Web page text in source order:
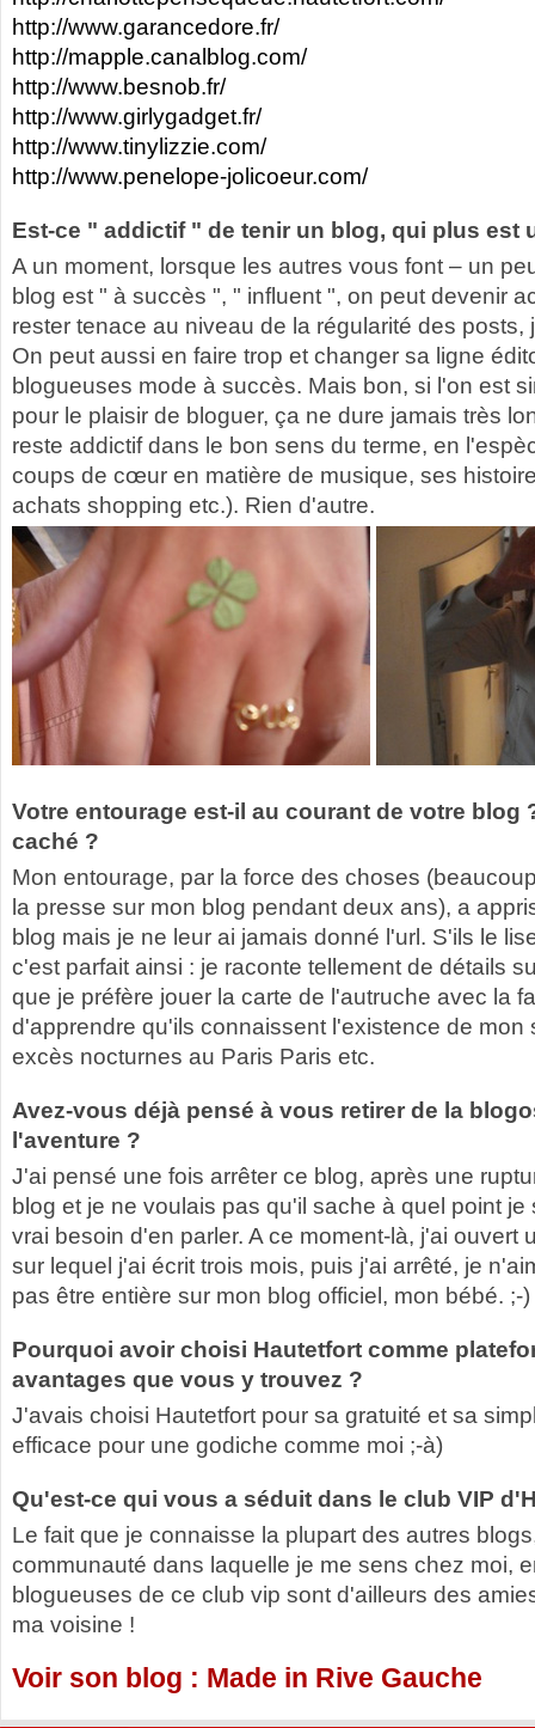
http://www.garancedore.fr/
http://mapple.canalblog.com/
http://www.besnob.fr/
http://www.girlygadget.fr/
http://www.tinylizzie.com/
http://www.penelope-jolicoeur.com/
Est-ce " addictif " de tenir un blog, qui plus est
A un moment, lorsque les autres vous font – un
blog est " à succès ", " influent ", on peut devenir
rester tenace au niveau de la régularité des posts,
On peut aussi en faire trop et changer sa ligne
blogueuses mode à succès. Mais bon, si l'on est
pour le plaisir de bloguer, ça ne dure jamais très
reste addictif dans le bon sens du terme, en
coups de cœur en matière de musique, ses
achats shopping etc.). Rien d'autre.
Votre entourage est-il au courant de votre blog
caché ?
Mon entourage, par la force des choses
la presse sur mon blog pendant deux ans), a
blog mais je ne leur ai jamais donné l'url. S'ils le
c'est parfait ainsi : je raconte tellement de détails
que je préfère jouer la carte de l'autruche avec la
d'apprendre qu'ils connaissent l'existence de mon
excès nocturnes au Paris Paris etc.
Avez-vous déjà pensé à vous retirer de la
l'aventure ?
J'ai pensé une fois arrêter ce blog, après une
blog et je ne voulais pas qu'il sache à quel point
vrai besoin d'en parler. A ce moment-là, j'ai ouvert
sur lequel j'ai écrit trois mois, puis j'ai arrêté, je
pas être entière sur mon blog officiel, mon bébé. ;-)
Pourquoi avoir choisi Hautetfort comme
avantages que vous y trouvez ?
J'avais choisi Hautetfort pour sa gratuité et sa
efficace pour une godiche comme moi ;-à)
Qu'est-ce qui vous a séduit dans le club VIP
Le fait que je connaisse la plupart des autres
communauté dans laquelle je me sens chez moi,
blogueuses de ce club vip sont d'ailleurs des
ma voisine !
Voir son blog : Made in Rive Gauche